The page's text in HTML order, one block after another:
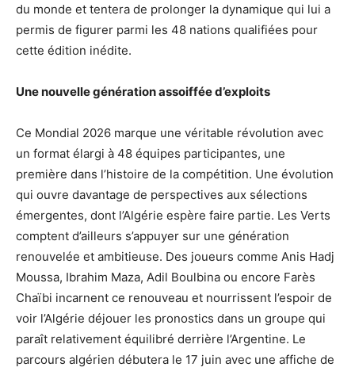
du monde et tentera de prolonger la dynamique qui lui a
permis de figurer parmi les 48 nations qualifiées pour
cette édition inédite.
Une nouvelle génération assoiffée d’exploits
Ce Mondial 2026 marque une véritable révolution avec
un format élargi à 48 équipes participantes, une
première dans l’histoire de la compétition. Une évolution
qui ouvre davantage de perspectives aux sélections
émergentes, dont l’Algérie espère faire partie. Les Verts
comptent d’ailleurs s’appuyer sur une génération
renouvelée et ambitieuse. Des joueurs comme Anis Hadj
Moussa, Ibrahim Maza, Adil Boulbina ou encore Farès
Chaïbi incarnent ce renouveau et nourrissent l’espoir de
voir l’Algérie déjouer les pronostics dans un groupe qui
paraît relativement équilibré derrière l’Argentine. Le
parcours algérien débutera le 17 juin avec une affiche de